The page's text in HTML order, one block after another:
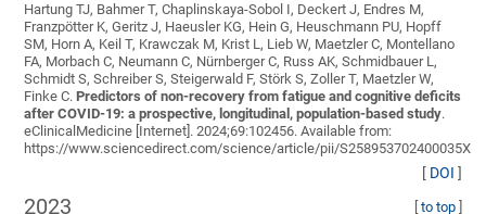
Hartung TJ, Bahmer T, Chaplinskaya-Sobol I, Deckert J, Endres M,
Franzpötter K, Geritz J, Haeusler KG, Hein G, Heuschmann PU, Hopff
SM, Horn A, Keil T, Krawczak M, Krist L, Lieb W, Maetzler C, Montellano
FA, Morbach C, Neumann C, Nürnberger C, Russ AK, Schmidbauer L,
Schmidt S, Schreiber S, Steigerwald F, Störk S, Zoller T, Maetzler W,
Finke C.Predictors of non-recovery from fatigue and cognitive deficits
after COVID-19: a prospective, longitudinal, population-based study.
eClinicalMedicine [Internet]. 2024;69:102456. Available from:
https://www.sciencedirect.com/science/article/pii/S258953702400035X
[ DOI ]
2023 to top]